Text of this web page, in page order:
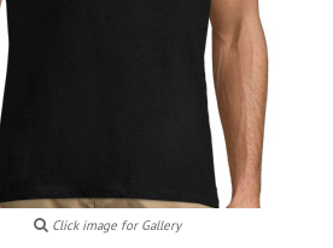
Click image for Gallery